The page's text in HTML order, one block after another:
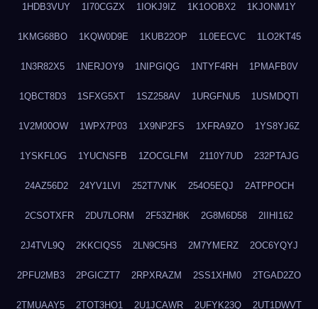
1HDB3VUY 1I70CGZX 1IOKJ9IZ 1K1OOBX2 1KJONM1Y
1KMG68BO 1KQW0D9E 1KUB22OP 1L0EECVC 1LO2KT45
1N3R82X5 1NERJOY9 1NIPGIQG 1NTYF4RH 1PMAFB0V
1QBCT8D3 1SFXG5XT 1SZ258AV 1URGFNU5 1USMDQTI
1V2M00OW 1WPX7P03 1X9NP2FS 1XFRA9ZO 1YS8YJ6Z
1YSKFL0G 1YUCNSFB 1ZOCGLFM 2110Y7UD 232PTAJG
24AZ56D2 24YV1LVI 252T7VNK 254O5EQJ 2ATPPOCH
2CSOTXFR 2DU7LORM 2F53ZH8K 2G8M6D58 2IIHI162
2J4TVL9Q 2KKCIQS5 2LN9C5H3 2M7YMERZ 2OC6YQYJ
2PFU2MB3 2PGICZT7 2RPXRAZM 2SS1XHM0 2TGAD2ZO
2TMUAAY5 2TOT3HO1 2U1JCAWR 2UFYK23Q 2UT1DWVT